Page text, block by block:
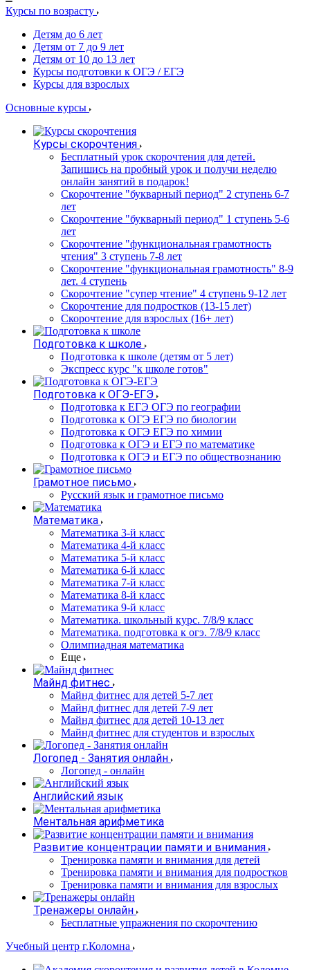
Курсы по возрасту
Детям до 6 лет
Детям от 7 до 9 лет
Детям от 10 до 13 лет
Курсы подготовки к ОГЭ / ЕГЭ
Курсы для взрослых
Основные курсы
Курсы скорочтения
Бесплатный урок скорочтения для детей.
Запишись на пробный урок и получи неделю
онлайн занятий в подарок!
Cкорочтение "букварный период" 2 ступень 6-7
лет
Скорочтение "букварный период" 1 ступень 5-6
лет
Скорочтение "функциональная грамотность
чтения" 3 ступень 7-8 лет
Скорочтение "функциональная грамотность" 8-9
лет. 4 ступень
Скорочтение "супер чтение" 4 ступень 9-12 лет
Скорочтение для подростков (13-15 лет)
Cкорочтение для взрослых (16+ лет)
Подготовка к школе
Подготовка к школе (детям от 5 лет)
Экспресс курс "к школе готов"
Подготовка к ОГЭ-ЕГЭ
Подготовка к ЕГЭ ОГЭ по географии
Подготовка к ОГЭ ЕГЭ по биологии
Подготовка к ОГЭ ЕГЭ по химии
Подготовка к ОГЭ и ЕГЭ по математике
Подготовка к ОГЭ и ЕГЭ по обществознанию
Грамотное письмо
Русский язык и грамотное письмо
Математика
Математика 3-й класс
Математика 4-й класс
Математика 5-й класс
Математика 6-й класс
Математика 7-й класс
Математика 8-й класс
Математика 9-й класс
Математика. школьный курс. 7/8/9 класс
Математика. подготовка к огэ. 7/8/9 класс
Олимпиадная математика
Еще
Майнд фитнес
Майнд фитнес для детей 5-7 лет
Майнд фитнес для детей 7-9 лет
Майнд фитнес для детей 10-13 лет
Майнд фитнес для студентов и взрослых
Логопед - Занятия онлайн
Логопед - онлайн
Английский язык
Ментальная арифметика
Развитие концентрации памяти и внимания
Тренировка памяти и внимания для детей
Тренировка памяти и внимания для подростков
Тренировка памяти и внимания для взрослых
Тренажеры онлайн
Бесплатные упражнения по скорочтению
Учебный центр г.Коломна